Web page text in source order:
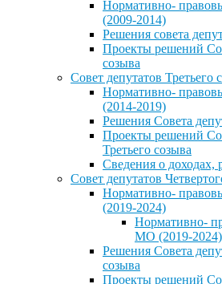
Нормативно-
(2009-2014)
Решения совета
Проекты решений
созыва
Совет депутатов Третьего
Нормативно-
(2014-2019)
Решения Совета
Проекты решений
Третьего созыва
Сведения о доходах,
Совет депутатов
Нормативно-
(2019-2024)
Нормативно-
МО (2019-2024)
Решения Совета
созыва
Проекты решений